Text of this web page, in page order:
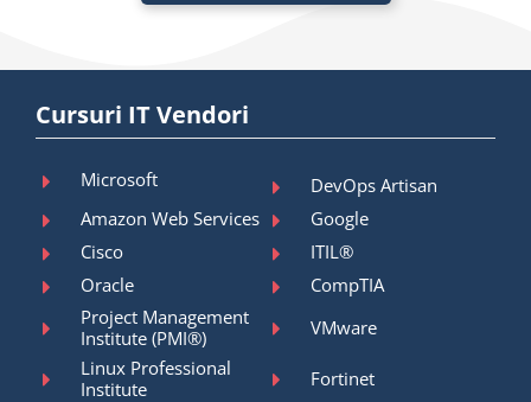
Cursuri IT Vendori
Microsoft
DevOps Artisan
Amazon Web Services
Google
Cisco
ITIL®
Oracle
CompTIA
Project Management
Institute (PMI®)
VMware
Linux Professional
Institute
Fortinet